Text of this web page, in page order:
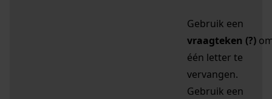
Gebruik een
vraagteken (?)
één letter te
vervangen.
Gebruik een